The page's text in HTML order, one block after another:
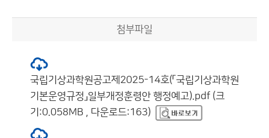
첨부파일
국립기상과학원공고제2025-14호(「국립기상과학원
기본운영규정」일부개정훈령안 행정예고).pdf (크
기:0.058MB , 다운로드:163)